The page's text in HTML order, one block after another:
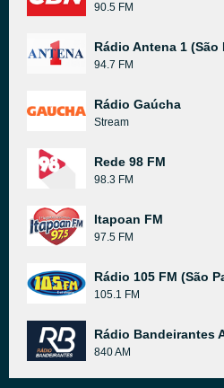
90.5 FM
Rádio Antena 1 (São
94.7 FM
Rádio Gaúcha
Stream
Rede 98 FM
98.3 FM
Itapoan FM
97.5 FM
Rádio 105 FM (São
105.1 FM
Rádio Bandeirantes
840 AM